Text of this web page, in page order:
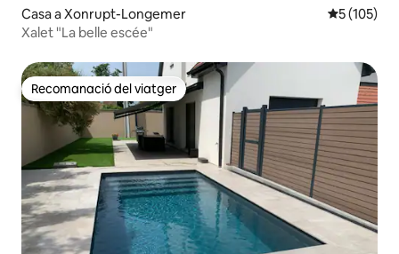
Casa a Xonrupt-Longemer 5 de
5 (105)
Xalet "La belle escée"
Recomanació del viatger
Recomanació del viatger